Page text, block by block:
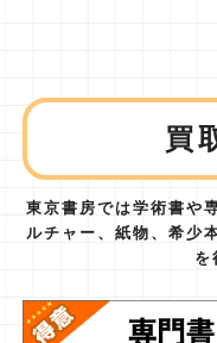
買
東京書房では学術書や
ルチャー、紙物、 希少
を